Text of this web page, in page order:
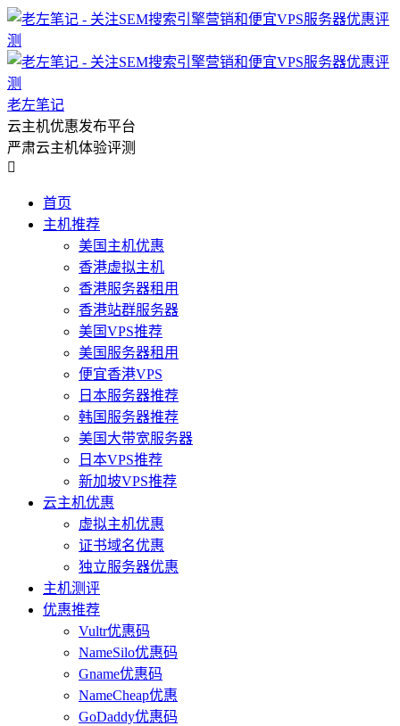
老左笔记
云主机优惠发布平台
严肃云主机体验评测

首页
主机推荐
美国主机优惠
香港虚拟主机
香港服务器租用
香港站群服务器
美国VPS推荐
美国服务器租用
便宜香港VPS
日本服务器推荐
韩国服务器推荐
美国大带宽服务器
日本VPS推荐
新加坡VPS推荐
云主机优惠
虚拟主机优惠
证书域名优惠
独立服务器优惠
主机测评
优惠推荐
Vultr优惠码
NameSilo优惠码
Gname优惠码
NameCheap优惠
GoDaddy优惠码